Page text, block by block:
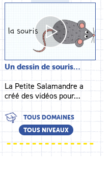
Un dessin de souris…
La Petite Salamandre a
créé des vidéos pour…
TOUS DOMAINES
TOUS NIVEAUX